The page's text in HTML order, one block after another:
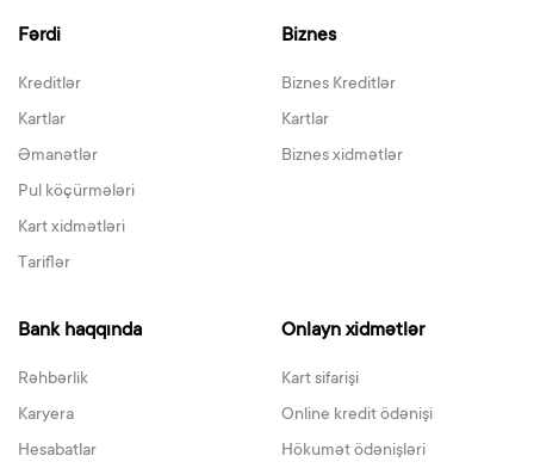
Fərdi
Kreditlər
Kartlar
Əmanətlər
Pul köçürmələri
Kart xidmətləri
Tariflər
Biznes
Biznes Kreditlər
Kartlar
Biznes xidmətlər
Bank haqqında
Rəhbərlik
Karyera
Hesabatlar
Onlayn xidmətlər
Kart sifarişi
Online kredit ödənişi
Hökumət ödənişləri